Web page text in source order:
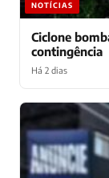
NOTÍCIAS
Ciclone
contingência
Há 2 dias